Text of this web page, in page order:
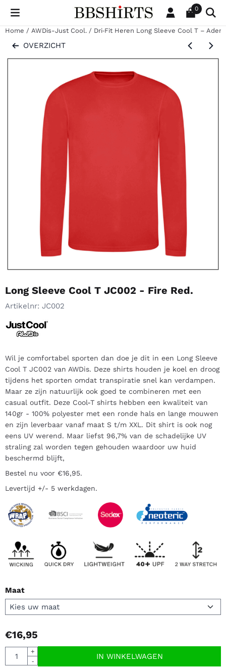
Cookievoorkeuren zijn beschikbaar. Kies instellingen of sta
0
Home / AWDis-Just Cool. / Dri‑Fit Heren Long Sleeve Cool T –
OVERZICHT
Long Sleeve Cool T JC002 - Fire Red.
Artikelnr: JC002
Wil je comfortabel sporten dan doe je dit in een Long Sleeve
Cool T JC002 van AWDis. Deze shirts houden je koel en droog
tijdens het sporten omdat transpiratie snel kan verdampen.
Maar ze zijn natuurlijk ook goed te combineren met een
casual outfit. Deze Cool-T shirts hebben een kwaliteit van
140gr - 100% polyester met een ronde hals en lange mouwen
en zijn leverbaar vanaf maat S t/m XXL. Dit shirt is ook nog
eens UV werend. Maar liefst 96,7% van de schadelijke UV
straling zal worden tegen gehouden waardoor uw huid
beschermd blijft,
Bestel nu voor €16,95.
Levertijd +/- 5 werkdagen.
Maat
€16,95
Aantal
+
-
IN WINKELWAGEN